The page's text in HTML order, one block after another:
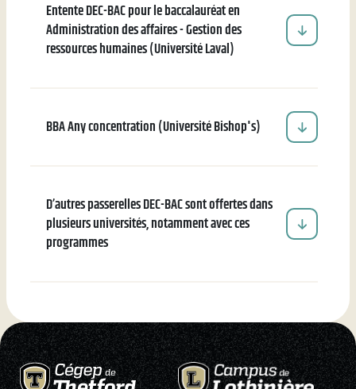
Entente DEC-BAC pour le baccalauréat en
Administration des affaires - Gestion des
ressources humaines (Université Laval)
BBA Any concentration (Université Bishop's)
D’autres passerelles DEC-BAC sont offertes dans
plusieurs universités, notamment avec ces
programmes